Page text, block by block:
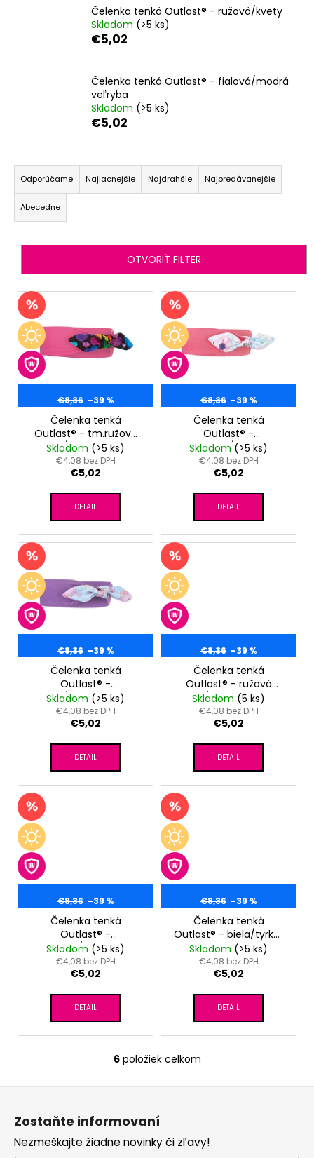
Čelenka tenká Outlast® - ružová/kvety
Skladom (>5 ks)
€5,02
Čelenka tenká Outlast® - fialová/modrá
veľryba
Skladom (>5 ks)
€5,02
R
a
d
e
n
e
p
r
o
d
u
k
Odporúčame Najlacnejšie Najdrahšie Najpredávanejšie
Abecedne
OTVORIŤ FILTER
V
ý
p
s
p
r
v
€8,36 –39 %
Čelenka tenká
Outlast® - tm.ružová
/srdiečka
Skladom (>5 ks)
€4,08 bez DPH
€5,02
DETAIL
€8,36 –39 %
Čelenka tenká
Outlast® -
ružová/kvety
Skladom (>5 ks)
€4,08 bez DPH
€5,02
DETAIL
€8,36 –39 %
Čelenka tenká
Outlast® -
fialová/modrá veľryba
Skladom (>5 ks)
€4,08 bez DPH
€5,02
DETAIL
€8,36 –39 %
Čelenka tenká
Outlast® - ružová
baby/ružová kvietky
Skladom (5 ks)
€4,08 bez DPH
€5,02
DETAIL
€8,36 –39 %
Čelenka tenká
Outlast® -
jahodová/jahoda vzor
Skladom (>5 ks)
€4,08 bez DPH
€5,02
DETAIL
€8,36 –39 %
Čelenka tenká
Outlast® - biela/tyrkys
motýľ
Skladom (>5 ks)
€4,08 bez DPH
€5,02
DETAIL
O
v
á
d
a
6položiek celkom
HĽADAŤ
O
o
ú
č
a
m
e
SET
PROSTERADLO
KOČIARA
NEPRIEPUSTNÉ
PRIEDUŠNÉ
Zostaňte informovaní
Nezmeškajte žiadne novinky či zľavy!